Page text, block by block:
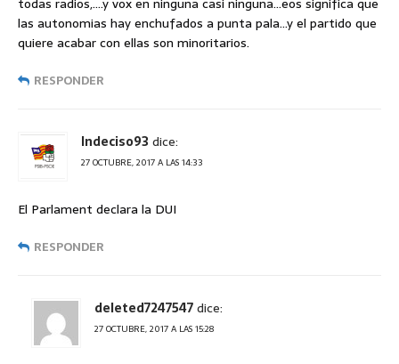
las autonomias hay enchufados a punta pala…y el partido que
quiere acabar con ellas son minoritarios.
RESPONDER
Indeciso93 dice:
27 OCTUBRE, 2017 A LAS 14:33
El Parlament declara la DUI
RESPONDER
deleted7247547dice:
27 OCTUBRE, 2017 A LAS 15:28